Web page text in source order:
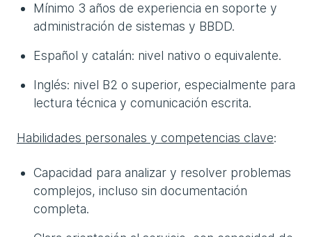
Mínimo 3 años de experiencia en soporte y
administración de sistemas y BBDD.
Español y catalán: nivel nativo o equivalente.
Inglés: nivel B2 o superior, especialmente para
lectura técnica y comunicación escrita.
Habilidades personales y competencias clave:
Capacidad para analizar y resolver problemas
complejos, incluso sin documentación
completa.